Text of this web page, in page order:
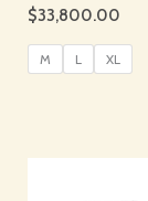
$33,800.00
M L XL